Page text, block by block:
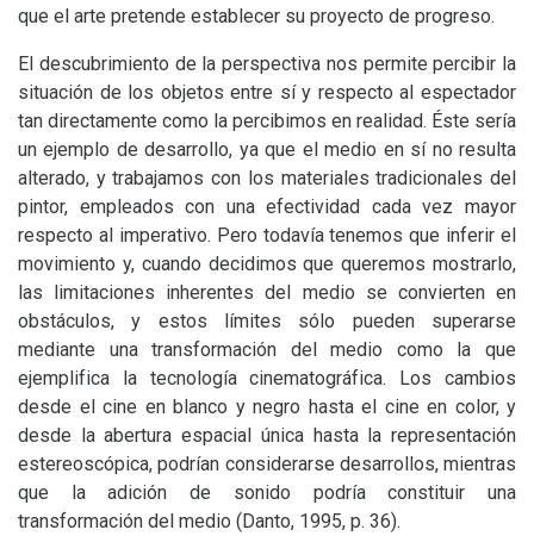
que el arte pretende establecer su proyecto de progreso.
El descubrimiento de la perspectiva nos permite percibir la
situación de los objetos entre sí y respecto al espectador
tan directamente como la percibimos en realidad. Éste sería
un ejemplo de desarrollo, ya que el medio en sí no resulta
alterado, y trabajamos con los materiales tradicionales del
pintor, empleados con una efectividad cada vez mayor
respecto al imperativo. Pero todavía tenemos que inferir el
movimiento y, cuando decidimos que queremos mostrarlo,
las limitaciones inherentes del medio se convierten en
obstáculos, y estos límites sólo pueden superarse
mediante una transformación del medio como la que
ejemplifica la tecnología cinematográfica. Los cambios
desde el cine en blanco y negro hasta el cine en color, y
desde la abertura espacial única hasta la representación
estereoscópica, podrían considerarse desarrollos, mientras
que la adición de sonido podría constituir una
transformación del medio (Danto, 1995, p. 36).